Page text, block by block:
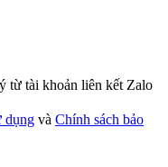
từ tài khoản liên kết Zalo
dụng và Chính sách bảo